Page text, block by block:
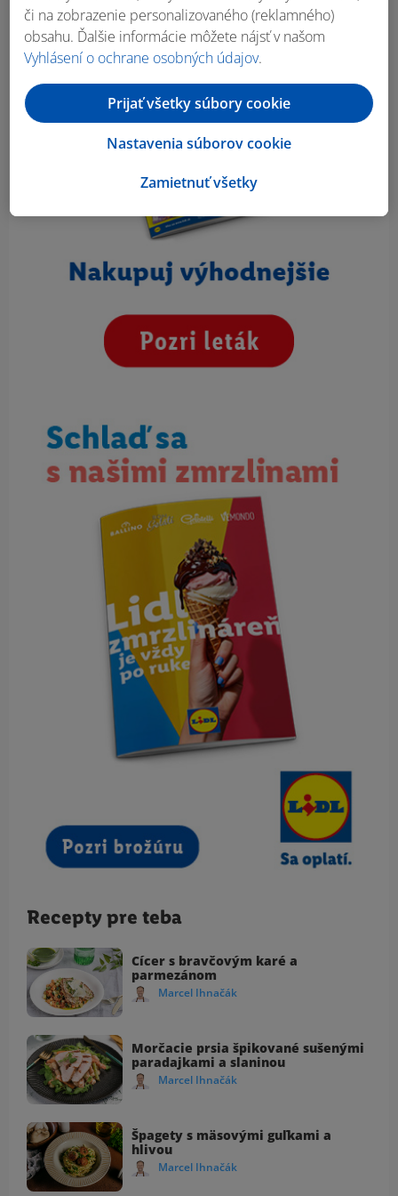
Recepty pre teba
Cícer s bravčovým karé a
parmezánom
Marcel Ihnačák
Morčacie prsia špikované sušenými
paradajkami a slaninou
Marcel Ihnačák
Špagety s mäsovými guľkami a
hlivou
Marcel Ihnačák
či na zobrazenie personalizovaného (reklamného)
obsahu. Ďalšie informácie môžete nájsť v našom
Vyhlásení o ochrane osobných údajov.
Zamietnuť všetky
Nastavenia súborov cookie
Prijať všetky súbory cookie